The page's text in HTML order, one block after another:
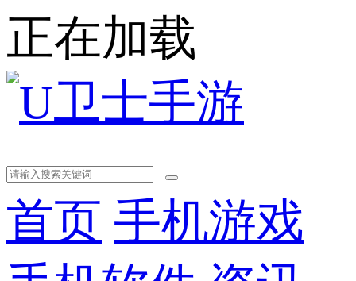
正在加载
首页 手机游戏